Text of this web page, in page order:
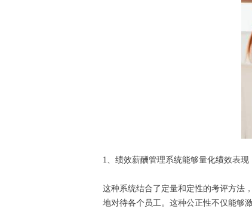
1、绩效薪酬管理系统能够量化绩效表
这种系统结合了定量和定性的考评方法
地对待各个员工。这种公正性不仅能够